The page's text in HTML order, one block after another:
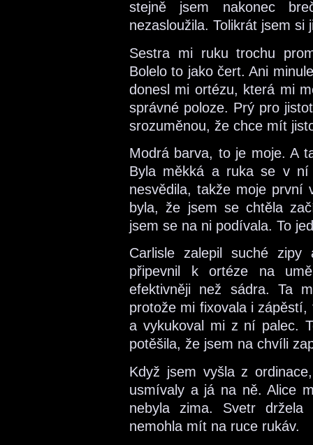
stejně jsem nakonec
nezasloužila. Tolikrát jsem
Sestra mi ruku trochu
Bolelo to jako čert. Ani
donesl mi ortézu, která mi
správné poloze. Prý pro
srozuměnou, že chce mít
Modrá barva, to je moje. A
Byla měkká a ruka se v ní
nesvědila, takže moje první
byla, že jsem se chtěla
jsem se na ni podívala. To
Carlisle zalepil suché
připevnil k ortéze na
efektivněji než sádra. Ta
protože mi fixovala i
a vykukoval mi z ní palec.
potěšila, že jsem na chvíli
Když jsem vyšla z
usmívaly a já na ně. Alice
nebyla zima. Svetr
nemohla mít na ruce rukáv.